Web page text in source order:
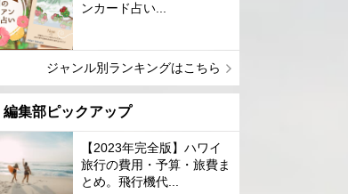
ンカード占い...
ジャンル別ランキングはこちら
編集部ピックアップ
【2023年完全版】ハワイ
旅行の費用・予算・旅費ま
とめ。飛行機代...